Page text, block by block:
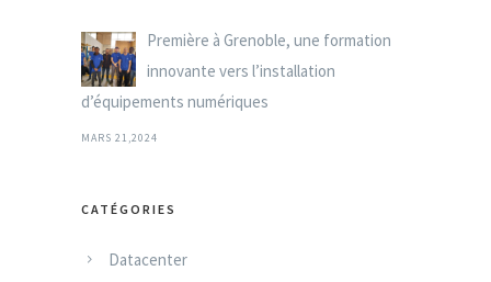
Première à Grenoble, une formation
innovante vers l’installation
d’équipements numériques
MARS 21,2024
CATÉGORIES
Datacenter